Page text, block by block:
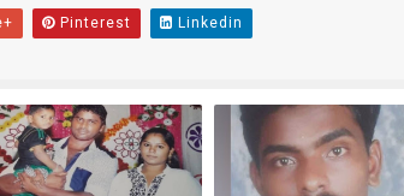
Pinterest Linkedin